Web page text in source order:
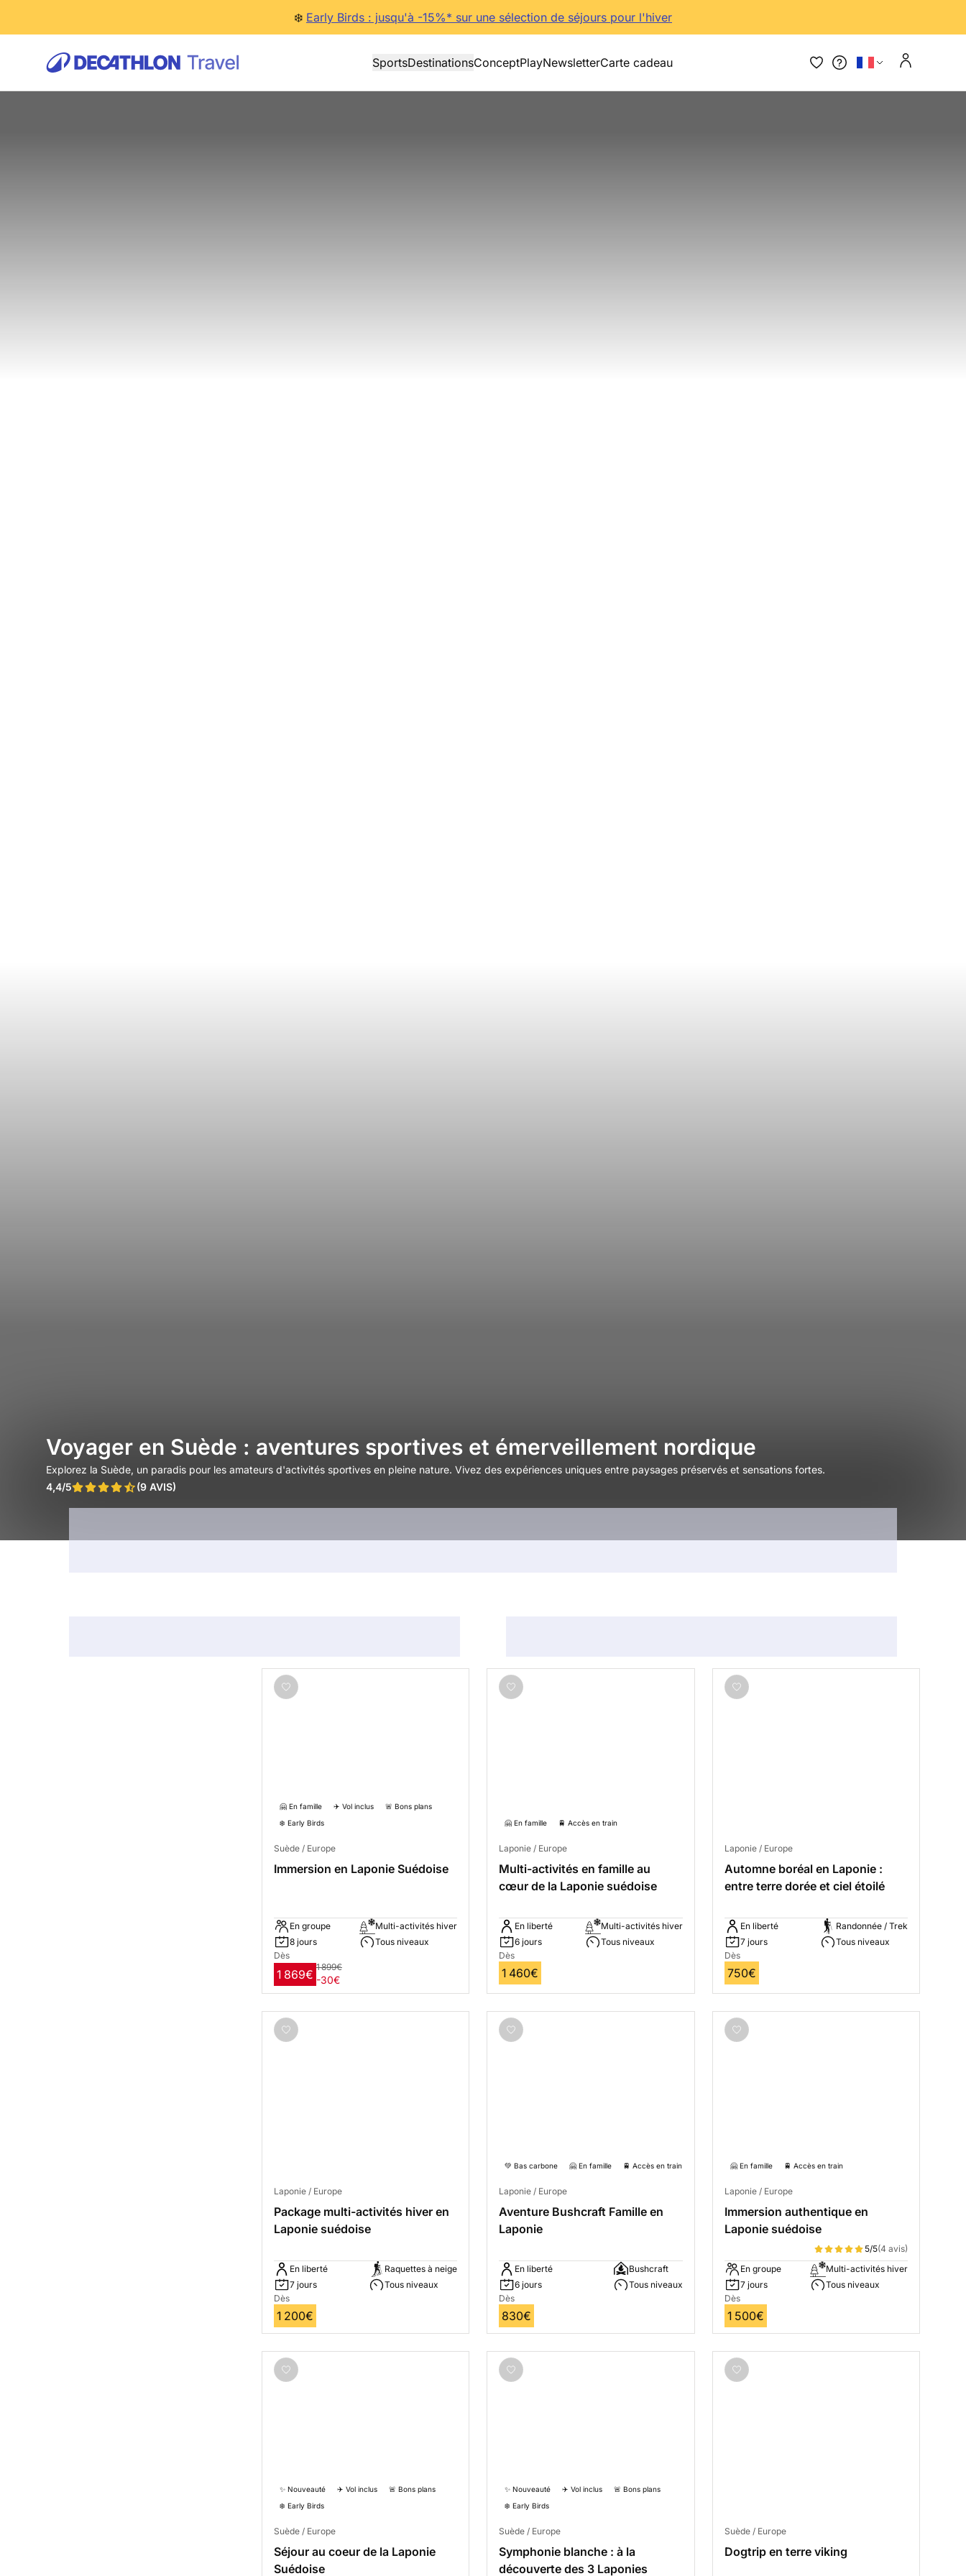
❄️ Early Birds : jusqu'à -15%* sur une sélection de séjours pour l'hiver
SportsDestinationsConceptPlayNewsletterCarte cadeau
Voyager en Suède : aventures sportives et émerveillement nordique
Explorez la Suède, un paradis pour les amateurs d'activités sportives en pleine nature. Vivez des expériences uniques entre paysages préservés et sensations fortes.
4,4/5
(9 AVIS)
🤗 En famille ✈️ Vol inclus
🚨 Bons plans
❄️ Early Birds
Suède / Europe
Immersion en Laponie Suédoise
En groupe
8 jours
Multi-activités hiver
Tous niveaux
Dès
1 869€
1 899€
-30€
🤗 En famille 🚆 Accès en train
Laponie / Europe
Multi-activités en famille au
cœur de la Laponie suédoise
En liberté
6 jours
Multi-activités hiver
Tous niveaux
Dès
1 460€
Laponie / Europe
Automne boréal en Laponie :
entre terre dorée et ciel étoilé
En liberté
7 jours
Randonnée / Trek
Tous niveaux
Dès
750€
Laponie / Europe
Package multi-activités hiver en
Laponie suédoise
En liberté
7 jours
Raquettes à neige
Tous niveaux
Dès
1 200€
💚 Bas carbone 🤗 En famille 🚆 Accès en train
Laponie / Europe
Aventure Bushcraft Famille en
Laponie
En liberté
6 jours
Bushcraft
Tous niveaux
Dès
830€
🤗 En famille 🚆 Accès en train
Laponie / Europe
Immersion authentique en
Laponie suédoise
5/5(4 avis)
En groupe
7 jours
Multi-activités hiver
Tous niveaux
Dès
1 500€
✨ Nouveauté ✈️ Vol inclus
🚨 Bons plans
❄️ Early Birds
Suède / Europe
Séjour au coeur de la Laponie
Suédoise
✨ Nouveauté ✈️ Vol inclus
🚨 Bons plans
❄️ Early Birds
Suède / Europe
Symphonie blanche : à la
découverte des 3 Laponies
Suède / Europe
Dogtrip en terre viking